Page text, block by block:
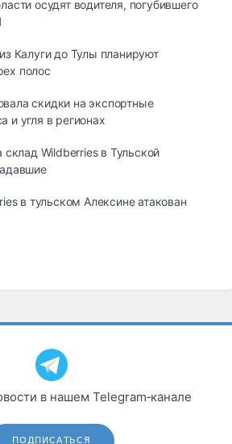
осудят водителя, погубившего
Калуги до Тулы планируют
полос
скидки на экспортные
и угля в регионах
склад Wildberries в Тульской
в тульском Алексине атакован
в нашем Telegram‑канале
ПОДПИСАТЬСЯ